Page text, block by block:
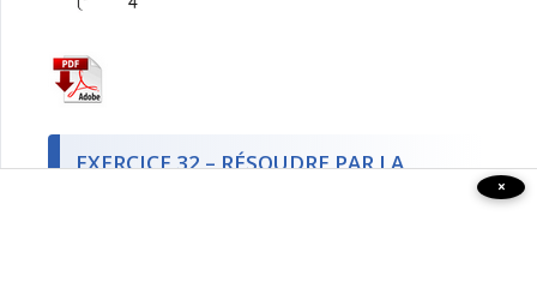
EXERCICE 32 – RÉSOUDRE PAR LA
×